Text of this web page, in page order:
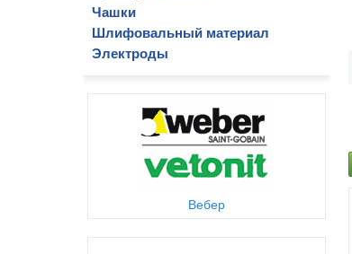
Чашки
Шлифовальный материал
Электроды
Вебер